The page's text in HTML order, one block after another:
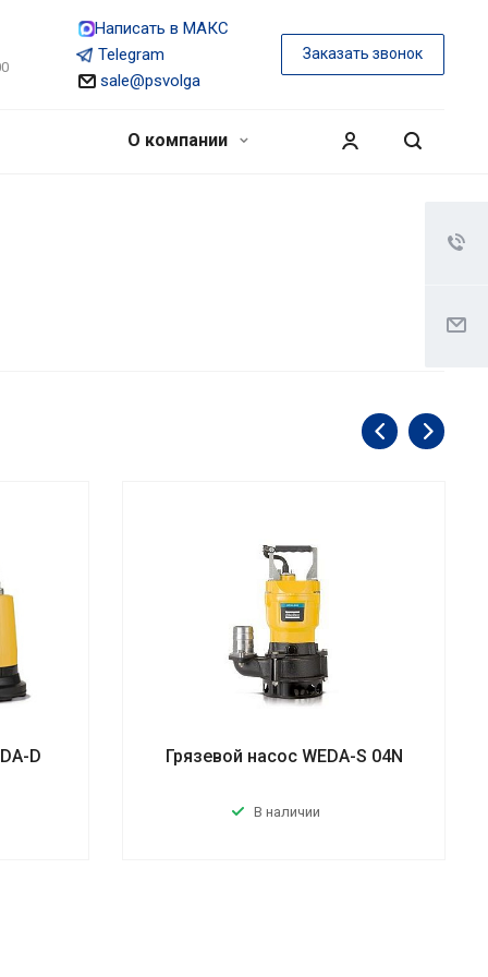
Написать в МАКС
Telegram
sale@psvolga
Заказать звонок
О компании
D Грязевой насос WEDA-S 04N
В наличии